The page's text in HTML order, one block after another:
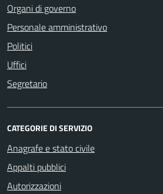
Organi di governo
Personale amministrativo
Politici
Uffici
Segretario
CATEGORIE DI SERVIZIO
Anagrafe e stato civile
Appalti pubblici
Autorizzazioni